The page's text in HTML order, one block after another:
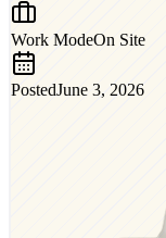
Work ModeOn Site
PostedJune 3, 2026